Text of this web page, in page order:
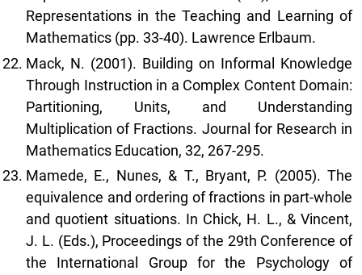
Representations in the Teaching and Learning of
Mathematics (pp. 33-40). Lawrence Erlbaum.
Mack, N. (2001). Building on Informal Knowledge
Through Instruction in a Complex Content Domain:
Partitioning, Units, and Understanding
Multiplication of Fractions. Journal for Research in
Mathematics Education, 32, 267-295.
Mamede, E., Nunes, & T., Bryant, P. (2005). The
equivalence and ordering of fractions in part-whole
and quotient situations. In Chick, H. L., & Vincent,
J. L. (Eds.), Proceedings of the 29th Conference of
the International Group for the Psychology of